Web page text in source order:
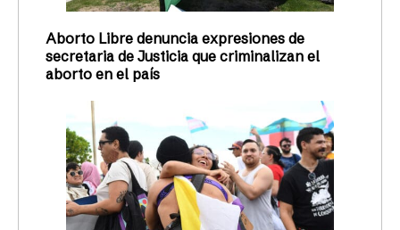
Aborto Libre denuncia expresiones de
secretaria de Justicia que criminalizan el
aborto en el país